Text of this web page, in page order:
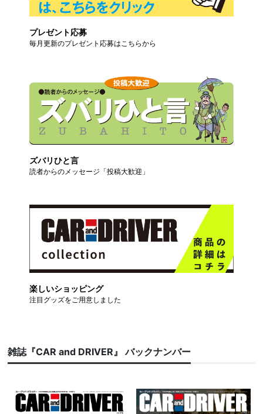
プレゼント応募
毎月更新のプレゼント応募はこちらから
ズバリひと言
読者からのメッセージ「投稿大歓迎」
楽しいショッピング
注目グッズをご用意しました
雑誌『CAR and DRIVER』 バックナンバー